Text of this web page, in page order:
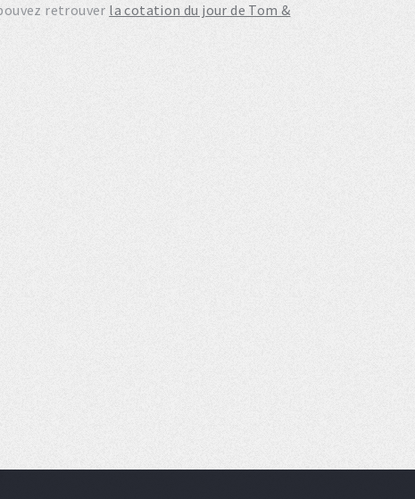
retrouver la cotation du jour de Tom &